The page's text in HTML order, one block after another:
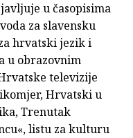
u časopisima
za slavensku
hrvatski jezik i
u obrazovnim
televizije
Hrvatski u
Trenutak
listu za kulturu